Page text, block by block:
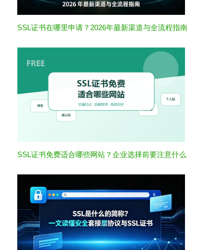
SSL证书在哪里申请？2026年最新渠道与全流程指南
SSL证书免费适合哪些网站？企业选择前要注意什么